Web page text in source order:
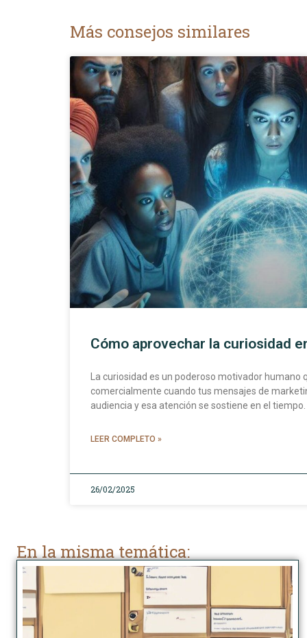
Más consejos similares
Cómo aprovechar la curiosidad
La curiosidad es un poderoso motivador humano
comercialmente cuando tus mensajes de
audiencia y esa atención se sostiene en el tiempo.
LEER COMPLETO »
26/02/2025
En la misma temática: